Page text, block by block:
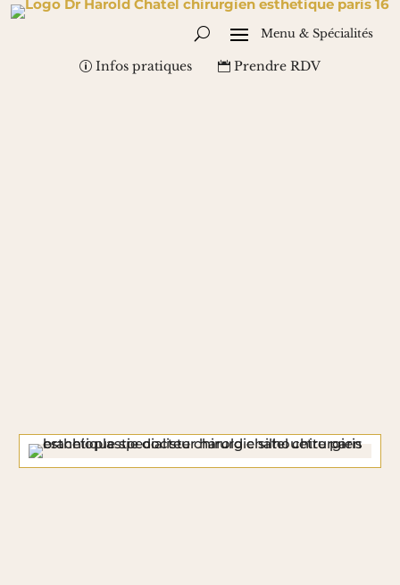
Infos pratiques Prendre RDV